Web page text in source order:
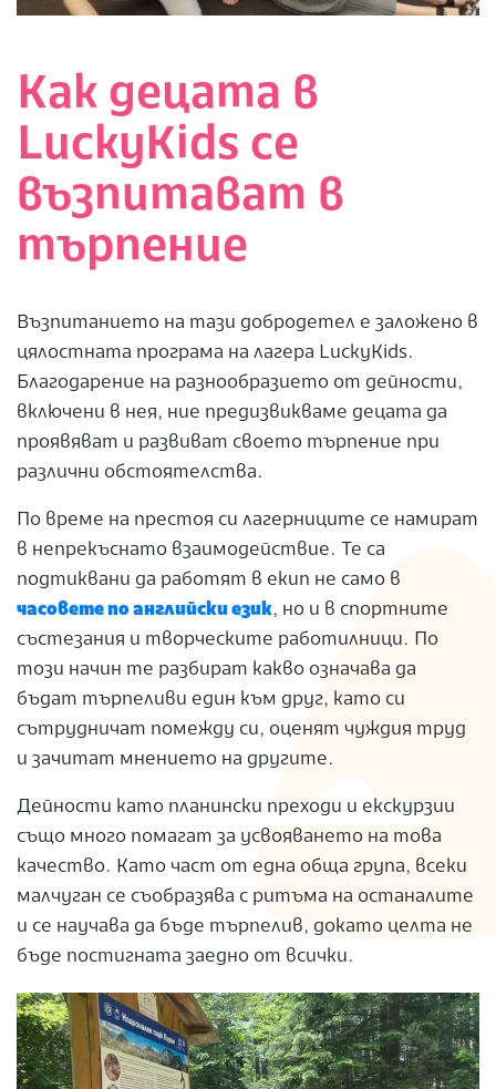
Как децата в
LuckyKids се
възпитават в
търпение
Възпитанието на тази добродетел е заложено в
цялостната програма на лагера LuckyKids.
Благодарение на разнообразието от дейности,
включени в нея, ние предизвикваме децата да
проявяват и развиват своето търпение при
различни обстоятелства.
По време на престоя си лагерниците се намират
в непрекъснато взаимодействие. Те са
подтиквани да работят в екип не само в
часовете по английски език, но и в спортните
състезания и творческите работилници. По
този начин те разбират какво означава да
бъдат търпеливи един към друг, като си
сътрудничат помежду си, оценят чуждия труд
и зачитат мнението на другите.
Дейности като планински преходи и екскурзии
също много помагат за усвояването на това
качество. Като част от една обща група, всеки
малчуган се съобразява с ритъма на останалите
и се научава да бъде търпелив, докато целта не
бъде постигната заедно от всички.